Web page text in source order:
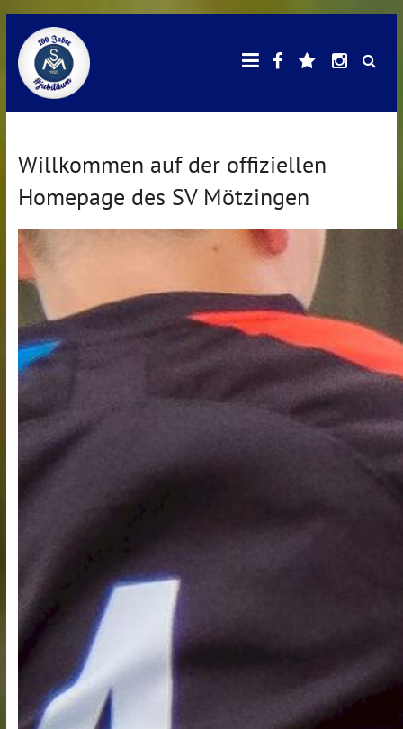
content
SV
Mötzingen
Willkommen auf der offiziellen
Homepage des SV Mötzingen